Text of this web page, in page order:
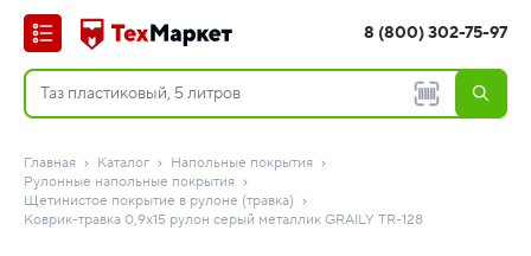
8 (800) 302-75-97
Главная Каталог
Напольные покрытия
Рулонные напольные покрытия
Щетинистое покрытие в рулоне (травка)
Коврик-травка 0,9х15 рулон серый металлик GRAILY TR-128